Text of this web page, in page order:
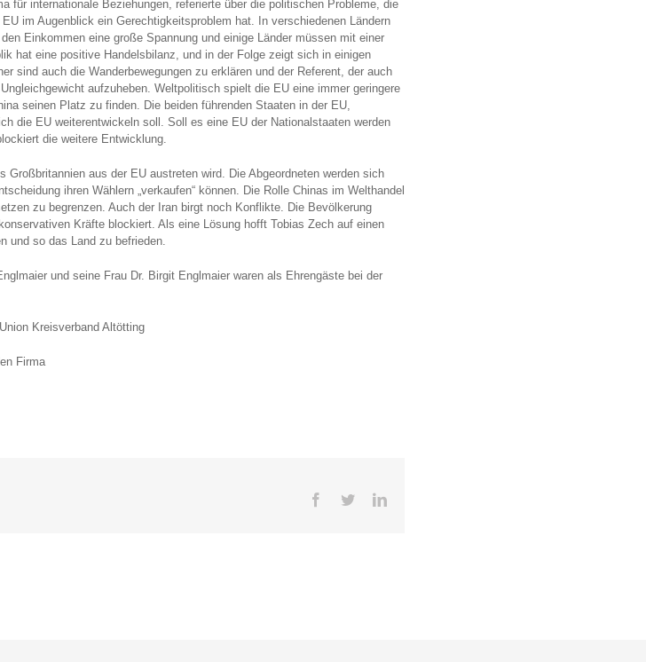
für internationale Beziehungen, referierte über die politischen Probleme, die
im Augenblick ein Gerechtigkeitsproblem hat. In verschiedenen Ländern
Einkommen eine große Spannung und einige Länder müssen mit einer
hat eine positive Handelsbilanz, und in der Folge zeigt sich in einigen
sind auch die Wanderbewegungen zu erklären und der Referent, der auch
aufzuheben. Weltpolitisch spielt die EU eine immer geringere
seinen Platz zu finden. Die beiden führenden Staaten in der EU,
die EU weiterentwickeln soll. Soll es eine EU der Nationalstaaten werden
die weitere Entwicklung.
aus der EU austreten wird. Die Abgeordneten werden sich
ihren Wählern „verkaufen“ können. Die Rolle Chinas im Welthandel
zu begrenzen. Auch der Iran birgt noch Konflikte. Die Bevölkerung
Kräfte blockiert. Als eine Lösung hofft Tobias Zech auf einen
und so das Land zu befrieden.
und seine Frau Dr. Birgit Englmaier waren als Ehrengäste bei der
Kreisverband Altötting
Firma
Facebook
TwitterLinkedIn